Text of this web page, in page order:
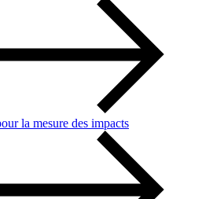
la mesure des impacts